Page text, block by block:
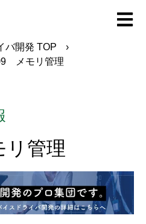
Open
バ開発 TOP
メモリ管理
管理